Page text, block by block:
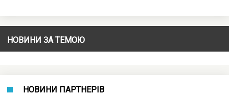
НОВИНИ ЗА ТЕМОЮ
НОВИНИ ПАРТНЕРІВ